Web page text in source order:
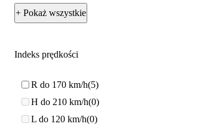
+ Pokaż wszystkie
Indeks prędkości
R do 170 km/h 5
H do 210 km/h 0
L do 120 km/h 0